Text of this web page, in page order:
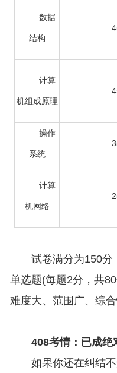
数据
结构
计算
机组成原理
操作
系统
计算
机网络
试卷满分为150分
单选题(每题2分，共
难度大、范围广、综
408考情：已成绝
如果你还在纠结